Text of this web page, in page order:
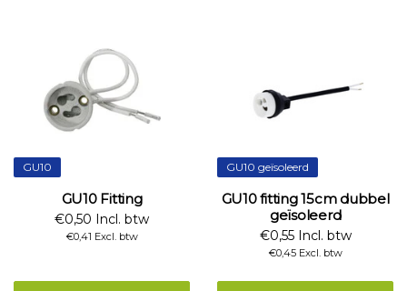
GU10
GU10 Fitting
€0,50 Incl. btw
€0,41 Excl. btw
GU10 geïsoleerd
GU10 fitting 15cm dubbel
geïsoleerd
€0,55 Incl. btw
€0,45 Excl. btw